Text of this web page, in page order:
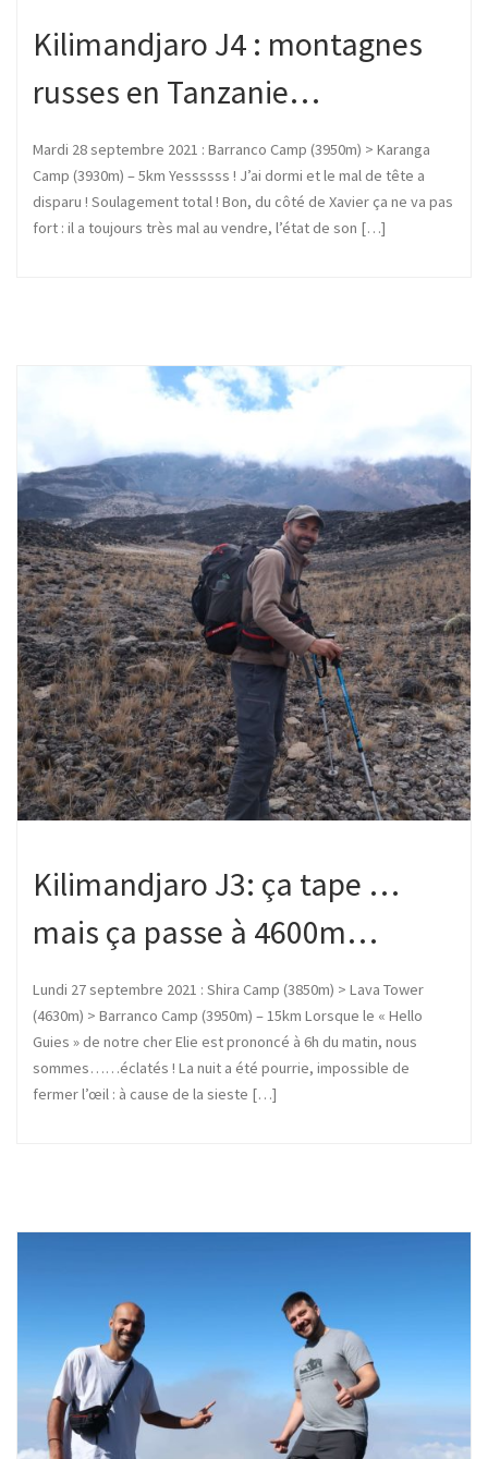
Kilimandjaro J4 : montagnes
russes en Tanzanie…
Mardi 28 septembre 2021 : Barranco Camp (3950m) > Karanga
Camp (3930m) – 5km Yessssss ! J’ai dormi et le mal de tête a
disparu ! Soulagement total ! Bon, du côté de Xavier ça ne va pas
fort : il a toujours très mal au vendre, l’état de son […]
Kilimandjaro J3: ça tape …
mais ça passe à 4600m…
Lundi 27 septembre 2021 : Shira Camp (3850m) > Lava Tower
(4630m) > Barranco Camp (3950m) – 15km Lorsque le « Hello
Guies » de notre cher Elie est prononcé à 6h du matin, nous
sommes……éclatés ! La nuit a été pourrie, impossible de
fermer l’œil : à cause de la sieste […]